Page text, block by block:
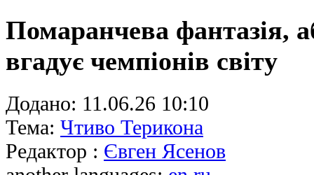
Помаранчева фантазія,
вгадує чемпіонів світу
Додано: 11.06.26 10:10
Тема: Чтиво Терикона
Редактор : Євген Ясенов